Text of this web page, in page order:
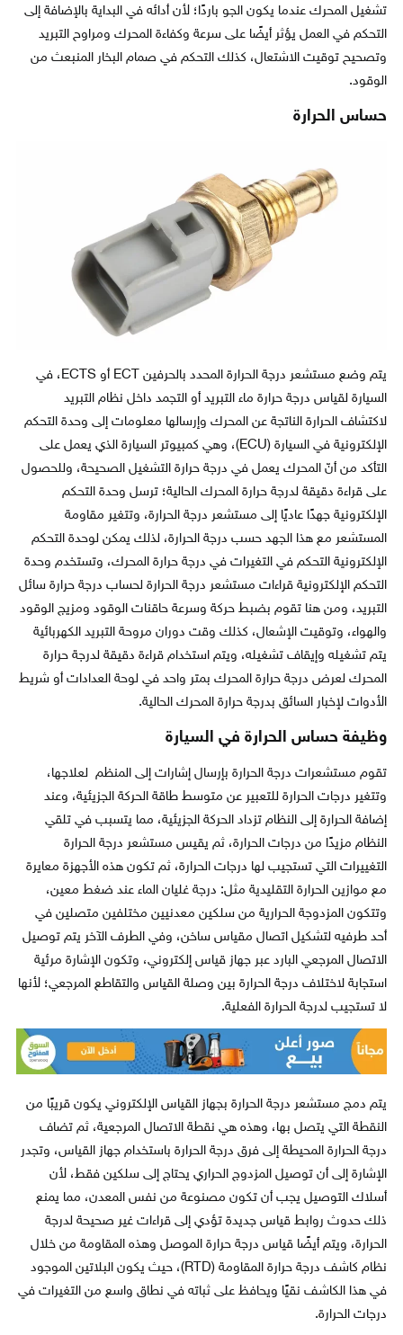
تشغيل المحرك عندما يكون الجو باردًا؛ لأن أدائه في البداية بالإضافة إلى
التحكم في العمل يؤثر أيضًا على سرعة وكفاءة المحرك ومراوح التبريد
وتصحيح توقيت الاشتعال، كذلك التحكم في صمام البخار المنبعث من
الوقود.
حساس الحرارة
يتم وضع مستشعر درجة الحرارة المحدد بالحرفين ECT أو ECTS، في
السيارة لقياس درجة حرارة ماء التبريد أو التجمد داخل نظام التبريد
لاكتشاف الحرارة الناتجة عن المحرك وإرسالها معلومات إلى وحدة التحكم
الإلكترونية في السيارة (ECU)، وهي كمبيوتر السيارة الذي يعمل على
التأكد من أنّ المحرك يعمل في درجة حرارة التشغيل الصحيحة، وللحصول
على قراءة دقيقة لدرجة حرارة المحرك الحالية؛ ترسل وحدة التحكم
الإلكترونية جهدًا عاديًا إلى مستشعر درجة الحرارة، وتتغير مقاومة
المستشعر مع هذا الجهد حسب درجة الحرارة، لذلك يمكن لوحدة التحكم
الإلكترونية التحكم في التغيرات في درجة حرارة المحرك، وتستخدم وحدة
التحكم الإلكترونية قراءات مستشعر درجة الحرارة لحساب درجة حرارة سائل
التبريد، ومن هنا تقوم بضبط حركة وسرعة حاقنات الوقود ومزيج الوقود
والهواء، وتوقيت الإشعال، كذلك وقت دوران مروحة التبريد الكهربائية
يتم تشغيله وإيقاف تشغيله، ويتم استخدام قراءة دقيقة لدرجة حرارة
المحرك لعرض درجة حرارة المحرك بمتر واحد في لوحة العدادات أو شريط
الأدوات لإخبار السائق بدرجة حرارة المحرك الحالية.
وظيفة حساس الحرارة في السيارة
تقوم مستشعرات درجة الحرارة بإرسال إشارات إلى المنظم لعلاجها،
وتتغير درجات الحرارة للتعبير عن متوسط ​​طاقة الحركة الجزيئية، وعند
إضافة الحرارة إلى النظام تزداد الحركة الجزيئية، مما يتسبب في تلقي
النظام مزيدًا من درجات الحرارة، ثم يقيس مستشعر درجة الحرارة
التغييرات التي تستجيب لها درجات الحرارة، ثم تكون هذه الأجهزة معايرة
مع موازين الحرارة التقليدية مثل: درجة غليان الماء عند ضغط معين،
وتتكون المزدوجة الحرارية من سلكين معدنيين مختلفين متصلين في
أحد طرفيه لتشكيل اتصال مقياس ساخن، وفي الطرف الآخر يتم توصيل
الاتصال المرجعي البارد عبر جهاز قياس إلكتروني، وتكون الإشارة مرئية
استجابة لاختلاف درجة الحرارة بين وصلة القياس والتقاطع المرجعي؛ لأنها
لا تستجيب لدرجة الحرارة الفعلية.
يتم دمج مستشعر درجة الحرارة بجهاز القياس الإلكتروني يكون قريبًا من
النقطة التي يتصل بها، وهذه هي نقطة الاتصال المرجعية، ثم تضاف
درجة الحرارة المحيطة إلى فرق درجة الحرارة باستخدام جهاز القياس، وتجدر
الإشارة إلى أن توصيل المزدوج الحراري يحتاج إلى سلكين فقط، لأن
أسلاك التوصيل يجب أن تكون مصنوعة من نفس المعدن، مما يمنع
ذلك حدوث روابط قياس جديدة تؤدي إلى قراءات غير صحيحة لدرجة
الحرارة، ويتم أيضًا قياس درجة حرارة الموصل وهذه المقاومة من خلال
نظام كاشف درجة حرارة المقاومة (RTD)، حيث يكون البلاتين الموجود
في هذا الكاشف نقيًا ويحافظ على ثباته في نطاق واسع من التغيرات في
درجات الحرارة.